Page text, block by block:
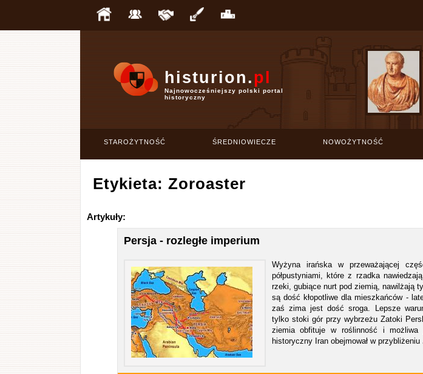
histurion.pl
Najnowocześniejszy polski portal
historyczny
STAROŻYTNOŚĆ ŚREDNIOWIECZE NOWOŻYTNOŚĆ
Etykieta: Zoroaster
Artykuły:
Persja - rozległe imperium
Wyżyna irańska w przeważającej
półpustyniami, które z rzadka
rzeki, gubiące nurt pod ziemią, nawilżają
są dość kłopotliwe dla mieszkańców -
zaś zima jest dość sroga. Lepsze
tylko stoki gór przy wybrzeżu Zatoki
ziemia obfituje w roślinność i możliwa
historyczny Iran obejmował w przybliżeniu